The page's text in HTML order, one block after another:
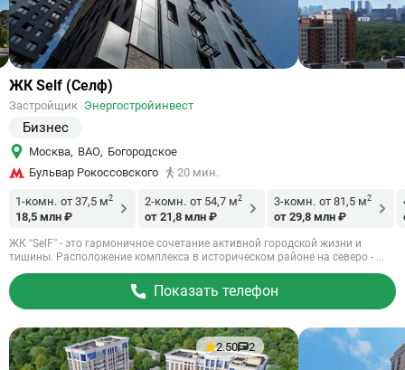
Ссылка
объект
ЖК Self (Селф)
Застройщик Энергостройинвест
Бизнес
Москва, ВАО, Богородское
Бульвар Рокоссовского
20 мин.
1-комн. от 37,5 м2
18,5 млн ₽
2-комн. от 54,7 м2
от 21,8 млн ₽
3-комн. от 81,5 м2
от 29,8 млн ₽
ЖК “SelF” - это гармоничное сочетание активной городской жизни и
тишины. Расположение комплекса в историческом районе на северо - ...
Показать телефон
2.50 2